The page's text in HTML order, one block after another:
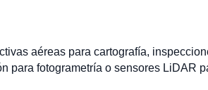
aéreas para cartografía,
para fotogrametría o sensores LiDAR